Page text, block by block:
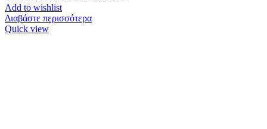
Add to wishlist
Διαβάστε περισσότερα
Quick view